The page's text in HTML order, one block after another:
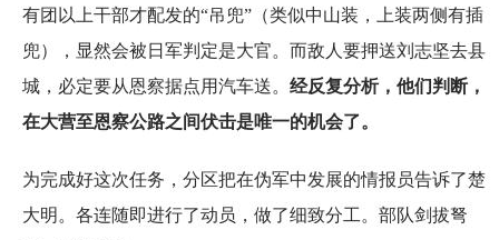
有团以上干部才配发的“吊兜”（类似中山装，上装两侧有插
兜），显然会被日军判定是大官。而敌人要押送刘志坚去县
城，必定要从恩察据点用汽车送。 经反复分析，他们判断，
在大营至恩察公路之间伏击是唯一的机会了。
为完成好这次任务，分区把在伪军中发展的情报员告诉了楚
大明。各连随即进行了动员，做了细致分工。部队剑拔弩